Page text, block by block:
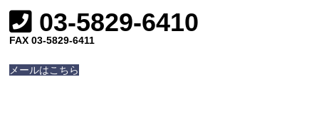
03-5829-6410
FAX 03-5829-6411
メールはこちら